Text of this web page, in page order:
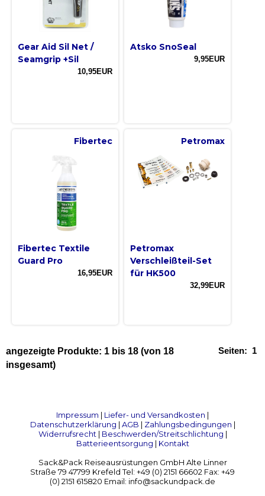
Gear Aid Sil Net /
Seamgrip +Sil
10,95EUR
Atsko SnoSeal
9,95EUR
Fibertec
Fibertec Textile
Guard Pro
16,95EUR
Petromax
Petromax
Verschleißteil-Set
für HK500
32,99EUR
Seiten: 1
angezeigte Produkte: 1 bis 18 (von 18
insgesamt)
Impressum | Liefer- und Versandkosten |
Datenschutzerklärung | AGB | Zahlungsbedingungen |
Widerrufsrecht| Beschwerden/Streitschlichtung |
Batterieentsorgung | Kontakt
Sack&Pack Reiseausrüstungen GmbH Alte Linner
Straße 79 47799 Krefeld Tel: +49 (0) 2151 66602 Fax: +49
(0) 2151 615820 Email: info@sackundpack.de